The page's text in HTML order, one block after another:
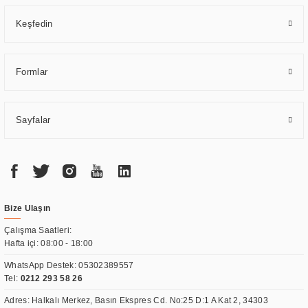
Keşfedin
Formlar
Sayfalar
Bize Ulaşın
Çalışma Saatleri:
Hafta içi: 08:00 - 18:00
WhatsApp Destek:05302389557
Tel: 0212 293 58 26
Adres: Halkalı Merkez, Basın Ekspres Cd. No:25 D:1 A Kat 2, 34303